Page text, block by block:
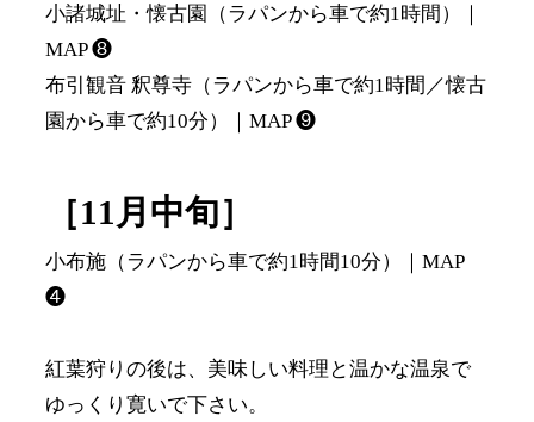
小諸城址・懐古園（ラパンから車で約1時間）｜
MAP ❽
布引観音 釈尊寺（ラパンから車で約1時間／懐古
園から車で約10分）｜MAP ❾
［11月中旬］
小布施（ラパンから車で約1時間10分）｜MAP
❹
紅葉狩りの後は、美味しい料理と温かな温泉で
ゆっくり寛いで下さい。